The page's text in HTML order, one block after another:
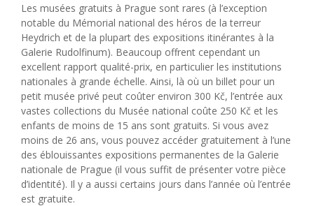
Les musées gratuits à Prague sont rares (à l’exception
notable du Mémorial national des héros de la terreur
Heydrich et de la plupart des expositions itinérantes à la
Galerie Rudolfinum). Beaucoup offrent cependant un
excellent rapport qualité-prix, en particulier les institutions
nationales à grande échelle. Ainsi, là où un billet pour un
petit musée privé peut coûter environ 300 Kč, l’entrée aux
vastes collections du Musée national coûte 250 Kč et les
enfants de moins de 15 ans sont gratuits. Si vous avez
moins de 26 ans, vous pouvez accéder gratuitement à l’une
des éblouissantes expositions permanentes de la Galerie
nationale de Prague (il vous suffit de présenter votre pièce
d’identité). Il y a aussi certains jours dans l’année où l’entrée
est gratuite.